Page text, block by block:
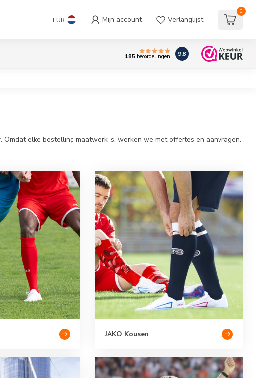
EUR Mijn account Verlanglijst
0
185 beoordelingen 9.8
Omdat elke bestelling maatwerk is, werken we met offertes en aanvragen.
JAKO Kousen